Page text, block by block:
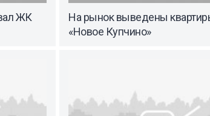
ЖК
На рынок выведены
«Новое Купчино»